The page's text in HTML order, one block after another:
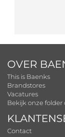
OVER
This is Baenks
Brandstores
Vacatures
Bekijk onze folder
Contact